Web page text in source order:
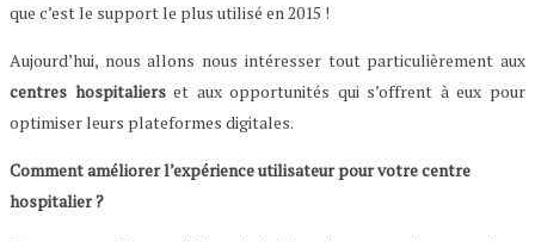
que c’est le support le plus utilisé en 2015 !
Aujourd’hui, nous allons nous intéresser tout particulièrement aux
centres hospitalierset aux opportunités qui s’offrent à eux pour
optimiser leurs plateformes digitales.
Comment améliorer l’expérience utilisateur pour votre centre
hospitalier ?